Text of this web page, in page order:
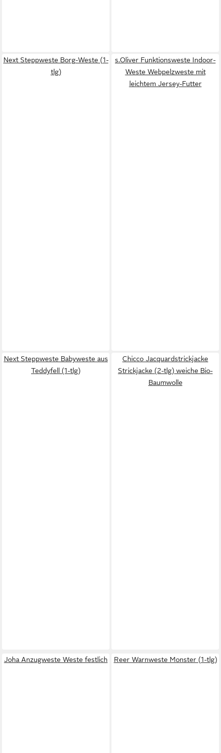
Next Steppweste Borg-Weste (1-
tlg)
s.Oliver Funktionsweste Indoor-
Weste Webpelzweste mit
leichtem Jersey-Futter
Next Steppweste Babyweste aus
Teddyfell (1-tlg)
Chicco Jacquardstrickjacke
Strickjacke (2-tlg) weiche Bio-
Baumwolle
Joha Anzugweste Weste festlich Reer Warnweste Monster (1-tlg)